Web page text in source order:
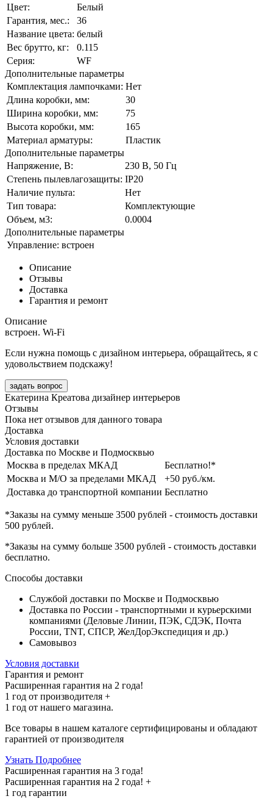
Цвет:
Белый
Гарантия, мес.:
36
Название цвета: белый
Вес брутто, кг:
0.115
Серия:
WF
Дополнительные параметры
Комплектация лампочками: Нет
Длина коробки, мм:
30
Ширина коробки, мм:
75
Высота коробки, мм:
165
Материал арматуры:
Пластик
Дополнительные параметры
Напряжение, В:
230 В, 50 Гц
Степень пылевлагозащиты: IP20
Наличие пульта:
Нет
Тип товара:
Комплектующие
Объем, м3:
0.0004
Дополнительные параметры
Управление: встроен
Описание
Отзывы
Доставка
Гарантия и ремонт
Описание
встроен. Wi-Fi
Если нужна помощь с дизайном интерьера, обращайтесь, я с
удовольствием подскажу!
задать вопрос
Екатерина Креатова дизайнер интерьеров
Отзывы
Пока нет отзывов для данного товара
Доставка
Условия доставки
Доставка по Москве и Подмосквью
Москва в пределах МКАД
Бесплатно!*
Москва и М/О за пределами МКАД
+50 руб./км.
Доставка до транспортной компании Бесплатно
*Заказы на сумму меньше 3500 рублей - стоимость доставки
500 рублей.
*Заказы на сумму больше 3500 рублей - стоимость доставки
бесплатно.
Способы доставки
Службой доставки по Москве и Подмосквью
Доставка по России - транспортными и курьерскими
компаниями (Деловые Линии, ПЭК, СДЭК, Почта
России, TNT, СПСР, ЖелДорЭкспедиция и др.)
Самовывоз
Условия доставки
Гарантия и ремонт
Расширенная гарантия на 2 года!
1 год от производителя +
1 год от нашего магазина.
Все товары в нашем каталоге сертифицированы и обладают
гарантией от производителя
Узнать Подробнее
Расширенная гарантия на 3 года!
Расширенная гарантия на 2 года! +
1 год гарантии